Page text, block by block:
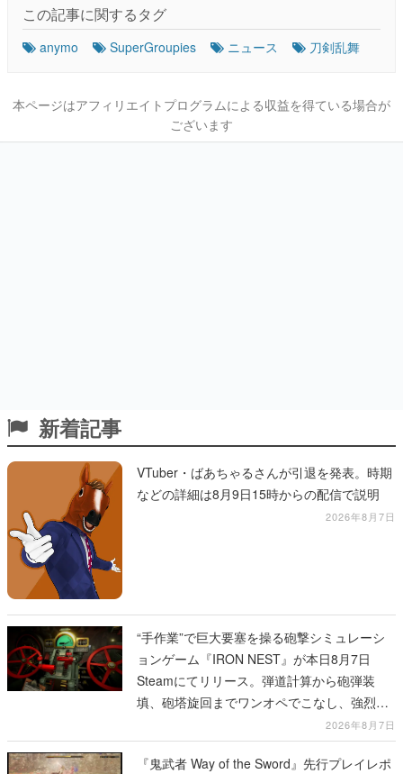
この記事に関するタグ
anymo SuperGroupies ニュース 刀剣乱舞
本ページはアフィリエイトプログラムによる収益を得ている場合が
ございます
新着記事
VTuber・ばあちゃるさんが引退を発表。時期
などの詳細は8月9日15時からの配信で説明
2026年8月7日
“手作業”で巨大要塞を操る砲撃シミュレーシ
ョンゲーム『IRON NEST』が本日8月7日
Steamにてリリース。弾道計算から砲弾装
填、砲塔旋回までワンオペでこなし、強烈な
一撃をブチかませるロマンある作品2026年8月7日
『鬼武者 Way of the Sword』先行プレイレポ